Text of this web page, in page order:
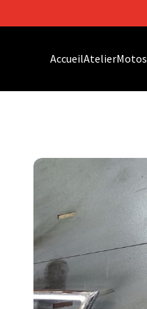
AccueilAtelierMotos